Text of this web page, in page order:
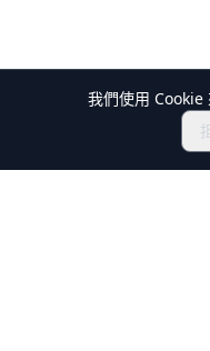
探索祭典與活動
取得日本祭典
我們使用 Cookie